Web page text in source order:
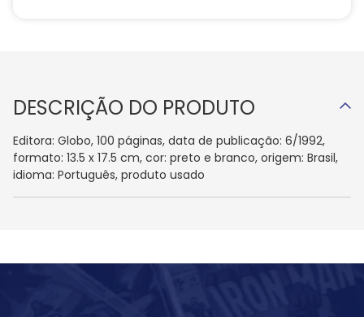
DESCRIÇÃO DO PRODUTO
Editora: Globo, 100 páginas, data de publicação: 6/1992,
formato: 13.5 x 17.5 cm, cor: preto e branco, origem: Brasil,
idioma: Português, produto usado